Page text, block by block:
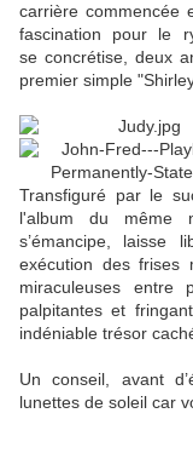
carrière commencée
fascination pour le
se concrétise, deux
premier simple
Transfiguré par le
l'album du même
s’émancipe,
exécution des frises
miraculeuses
palpitantes et
indéniable trésor
Un conseil, avant
lunettes de soleil car